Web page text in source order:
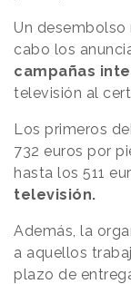
Un
cabo los
campañas
televisión al
Los primeros
732 euros por
hasta los 511
televisión.
Además, la
a aquellos
plazo de